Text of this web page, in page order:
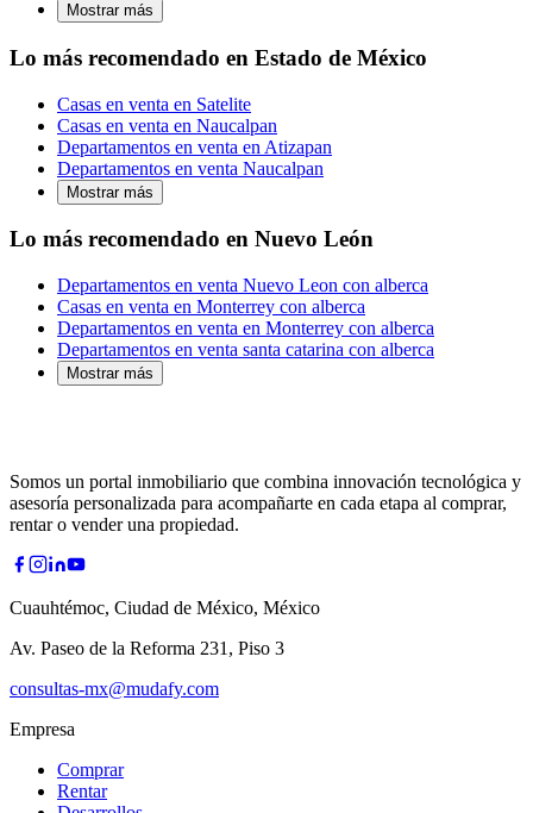
Mostrar más
Lo más recomendado en Estado de México
Casas en venta en Satelite
Casas en venta en Naucalpan
Departamentos en venta en Atizapan
Departamentos en venta Naucalpan
Mostrar más
Lo más recomendado en Nuevo León
Departamentos en venta Nuevo Leon con alberca
Casas en venta en Monterrey con alberca
Departamentos en venta en Monterrey con alberca
Departamentos en venta santa catarina con alberca
Mostrar más
Somos un portal inmobiliario que combina innovación tecnológica y
asesoría personalizada para acompañarte en cada etapa al comprar,
rentar o vender una propiedad.
Cuauhtémoc, Ciudad de México, México
Av. Paseo de la Reforma 231, Piso 3
consultas-mx@mudafy.com
Empresa
Comprar
Rentar